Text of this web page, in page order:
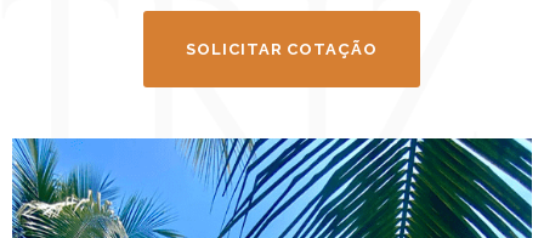
SOLICITAR COTAÇÃO